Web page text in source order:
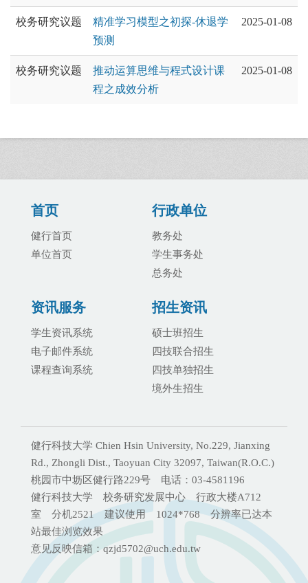
校务研究议题
精准学习模型之初探-休退学
预测
2025-01-08
校务研究议题
推动运算思维与程式设计课
程之成效分析
2025-01-08
首页
健行首页
单位首页
行政单位
教务处
学生事务处
总务处
资讯服务
学生资讯系统
电子邮件系统
课程查询系统
招生资讯
硕士班招生
四技联合招生
四技单独招生
境外生招生
健行科技大学 Chien Hsin University, No.229, Jianxing
Rd., Zhongli Dist., Taoyuan City 32097, Taiwan(R.O.C.)
桃园市中坜区健行路229号 电话：03-4581196
健行科技大学 校务研究发展中心 行政大楼A712
室 分机2521 建议使用 1024*768 分辨率已达本
站最佳浏览效果
意见反映信箱：qzjd5702@uch.edu.tw